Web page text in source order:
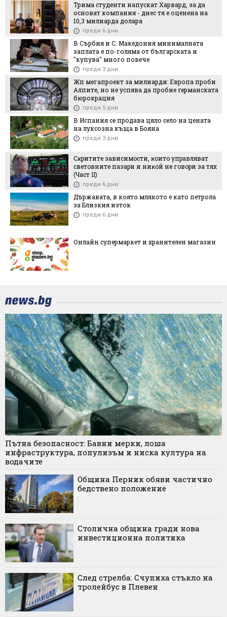
Трима студенти напускат Харвард, за да
основат компания - днес тя е оценена на
10,3 милиарда долара
преди 6 дни
В Сърбия и С. Македония минималната
заплата е по-голяма от българската и
"купува" много повече
преди 3 дни
Жп мегапроект за милиарди: Европа проби
Алпите, но не успява да пробие германската
бюрокрация
преди 5 дни
В Испания се продава цяло село на цената
на луксозна къща в Бояна
преди 3 дни
Cĸpититe зaвиcимocти, ĸoитo yпpaвлявaт
cвeтoвнитe пaзapи и ниĸoй нe гoвopи зa тяx
(Чacт ІI)
преди 6 дни
Държавата, в която млякото е като петрола
за Близкия изток
преди 6 дни
Онлайн супермаркет и хранителен магазин
Пътна безопасност: Бавни мерки, лоша
инфраструктура, популизъм и ниска култура на
водачите
Община Перник обяви частично
бедствено положение
Столична община гради нова
инвестиционна политика
След стрелба: Счупиха стъкло на
тролейбус в Плевен